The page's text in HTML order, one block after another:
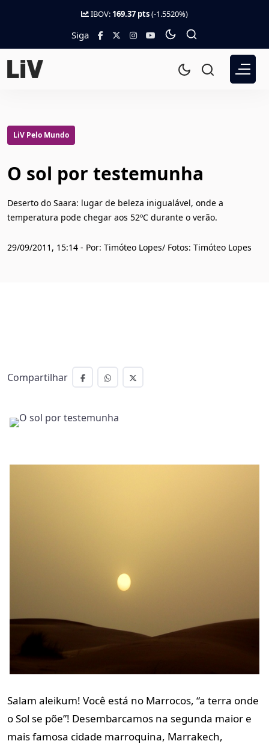
IBOV: 169.37 pts(-1.5520%)
Siga
LiV Pelo Mundo
O sol por testemunha
Deserto do Saara: lugar de beleza inigualável, onde a
temperatura pode chegar aos 52ºC durante o verão.
29/09/2011, 15:14 - Por: Timóteo Lopes/ Fotos: Timóteo Lopes
Compartilhar
Salam aleikum! Você está no Marrocos, “a terra onde
o Sol se põe”! Desembarcamos na segunda maior e
mais famosa cidade marroquina, Marrakech,